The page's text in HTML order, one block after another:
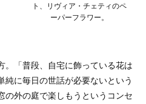
ト、リヴィア・チェティのペ
ーパーフラワー。
。「普段、自宅に飾っている花は
純に毎日の世話が必要ないという
の外の庭で楽しもうというコンセ